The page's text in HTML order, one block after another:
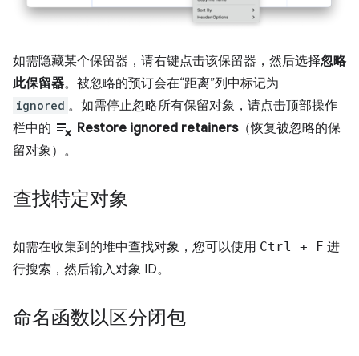
如需隐藏某个保留器，请右键点击该保留器，然后选择忽略
此保留器。被忽略的预订会在“距离”列中标记为
ignored 。如需停止忽略所有保留对象，请点击顶部操作
栏中的 playlist_remove Restore ignored retainers（恢复被忽略的保
留对象）。
查找特定对象
如需在收集到的堆中查找对象，您可以使用 Ctrl + F 进
行搜索，然后输入对象 ID。
命名函数以区分闭包